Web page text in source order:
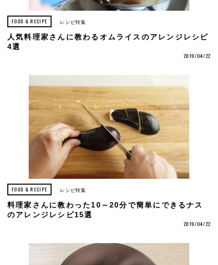
FOOD & RECIPE レシピ特集
人気料理家さんに教わるオムライスのアレンジレシピ
4選
2019/04/22
FOOD & RECIPE レシピ特集
料理家さんに教わった10～20分で簡単にできるナス
のアレンジレシピ15選
2019/04/22